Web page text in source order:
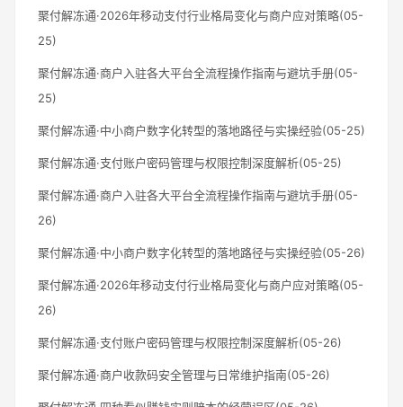
聚付解冻通·2026年移动支付行业格局变化与商户应对策略(05-
25)
聚付解冻通·商户入驻各大平台全流程操作指南与避坑手册(05-
25)
聚付解冻通·中小商户数字化转型的落地路径与实操经验(05-25)
聚付解冻通·支付账户密码管理与权限控制深度解析(05-25)
聚付解冻通·商户入驻各大平台全流程操作指南与避坑手册(05-
26)
聚付解冻通·中小商户数字化转型的落地路径与实操经验(05-26)
聚付解冻通·2026年移动支付行业格局变化与商户应对策略(05-
26)
聚付解冻通·支付账户密码管理与权限控制深度解析(05-26)
聚付解冻通·商户收款码安全管理与日常维护指南(05-26)